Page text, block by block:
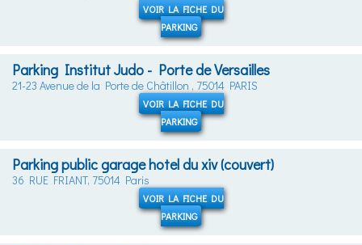
VOIR LA FICHE DU
PARKING
Parking Institut Judo - Porte de Versailles
21-23 Avenue de la Porte de Châtillon , 75014 PARIS
VOIR LA FICHE DU
PARKING
Parking public garage hotel du xiv (couvert)
36 RUE FRIANT, 75014 Paris
VOIR LA FICHE DU
PARKING